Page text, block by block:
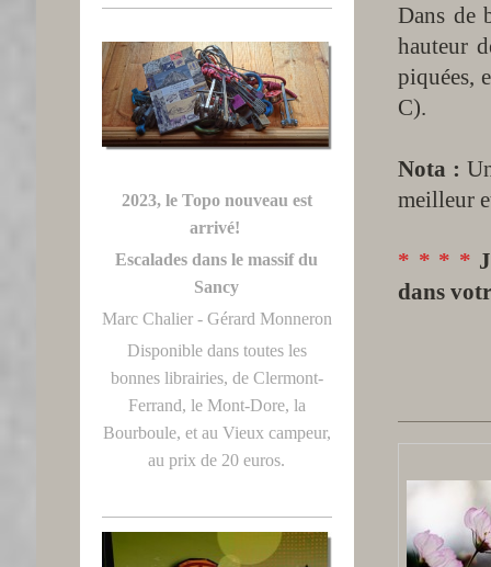
Dans de
hauteur
piquées,
C).
Nota :
meilleur
* * * *
dans
2023, le Topo nouveau est
arrivé!
Escalades dans le massif du
Sancy
Marc Chalier - Gérard Monneron
Disponible dans toutes les
bonnes librairies, de Clermont-
Ferrand, le Mont-Dore, la
Bourboule, et au Vieux campeur,
au prix de 20 euros.